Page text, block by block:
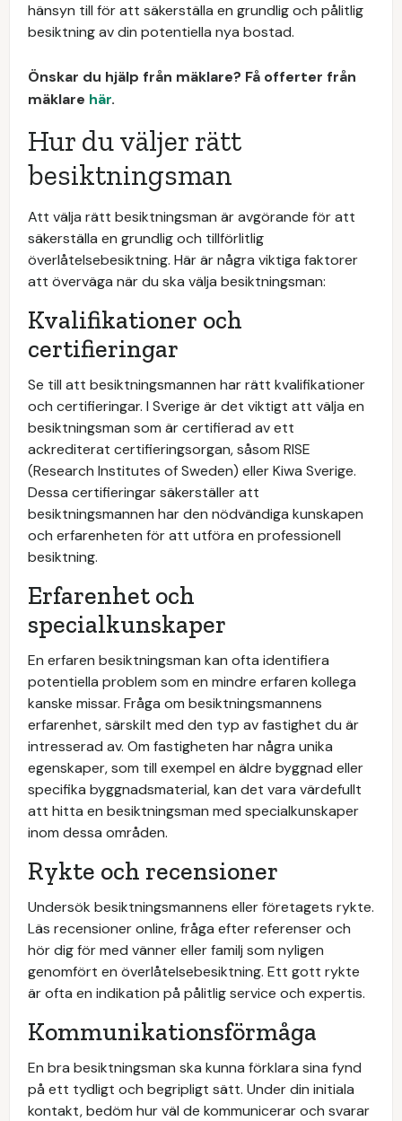
hänsyn till för att säkerställa en grundlig och pålitlig
besiktning av din potentiella nya bostad.
Önskar du hjälp från mäklare? Få offerter från
mäklare här.
Hur du väljer rätt
besiktningsman
Att välja rätt besiktningsman är avgörande för att
säkerställa en grundlig och tillförlitlig
överlåtelsebesiktning. Här är några viktiga faktorer
att överväga när du ska välja besiktningsman:
Kvalifikationer och
certifieringar
Se till att besiktningsmannen har rätt kvalifikationer
och certifieringar. I Sverige är det viktigt att välja en
besiktningsman som är certifierad av ett
ackrediterat certifieringsorgan, såsom RISE
(Research Institutes of Sweden) eller Kiwa Sverige.
Dessa certifieringar säkerställer att
besiktningsmannen har den nödvändiga kunskapen
och erfarenheten för att utföra en professionell
besiktning.
Erfarenhet och
specialkunskaper
En erfaren besiktningsman kan ofta identifiera
potentiella problem som en mindre erfaren kollega
kanske missar. Fråga om besiktningsmannens
erfarenhet, särskilt med den typ av fastighet du är
intresserad av. Om fastigheten har några unika
egenskaper, som till exempel en äldre byggnad eller
specifika byggnadsmaterial, kan det vara värdefullt
att hitta en besiktningsman med specialkunskaper
inom dessa områden.
Rykte och recensioner
Undersök besiktningsmannens eller företagets rykte.
Läs recensioner online, fråga efter referenser och
hör dig för med vänner eller familj som nyligen
genomfört en överlåtelsebesiktning. Ett gott rykte
är ofta en indikation på pålitlig service och expertis.
Kommunikationsförmåga
En bra besiktningsman ska kunna förklara sina fynd
på ett tydligt och begripligt sätt. Under din initiala
kontakt, bedöm hur väl de kommunicerar och svarar